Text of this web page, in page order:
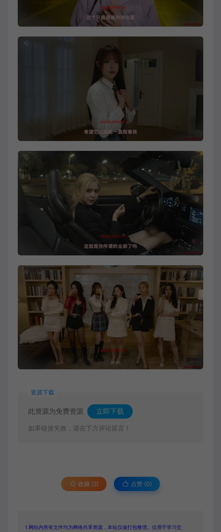
资源下载
此资源为免费资源 立即下载
如果链接失效，请在下方评论留言！
收藏 (2) 点赞 (0)
1.网站内所有文件均为网络共享资源，本站仅做打包整理。仅用于学习交